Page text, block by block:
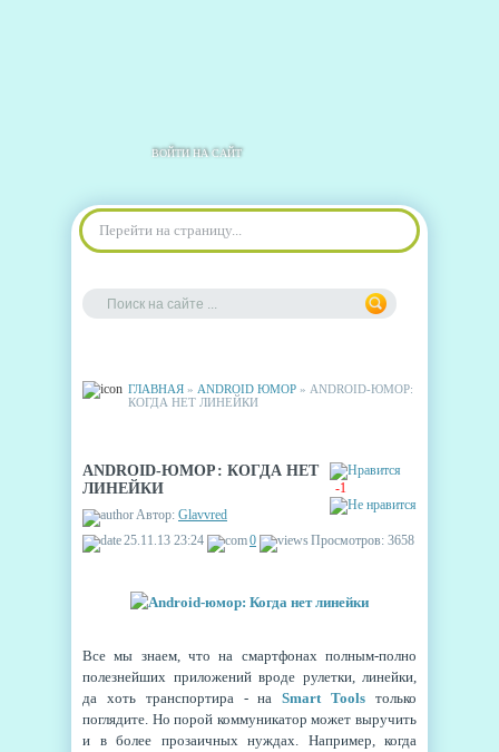
ВОЙТИ НА САЙТ
Перейти на страницу...
ГЛАВНАЯ » ANDROID ЮМОР » ANDROID-ЮМОР:
КОГДА НЕТ ЛИНЕЙКИ
-1
ANDROID-ЮМОР: КОГДА НЕТ
ЛИНЕЙКИ
Автор: Glavvred
25.11.13 23:24
0 Просмотров: 3658
Все мы знаем, что на смартфонах полным-полно
полезнейших приложений вроде рулетки, линейки,
да хоть транспортира - наSmart Tools только
поглядите. Но порой коммуникатор может выручить
и в более прозаичных нуждах. Например, когда